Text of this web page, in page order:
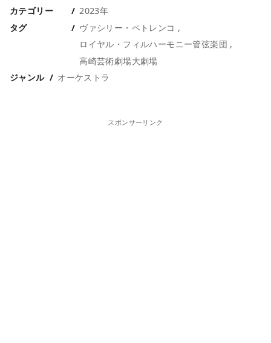
カテゴリー
2023年
タグ
ヴァシリー・ペトレンコ
ロイヤル・フィルハーモニー管弦楽団
高崎芸術劇場大劇場
ジャンル
オーケストラ
スポンサーリンク